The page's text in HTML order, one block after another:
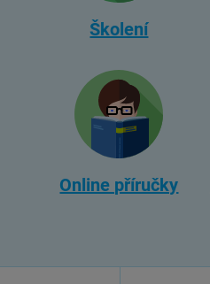
Školení
Online příručky